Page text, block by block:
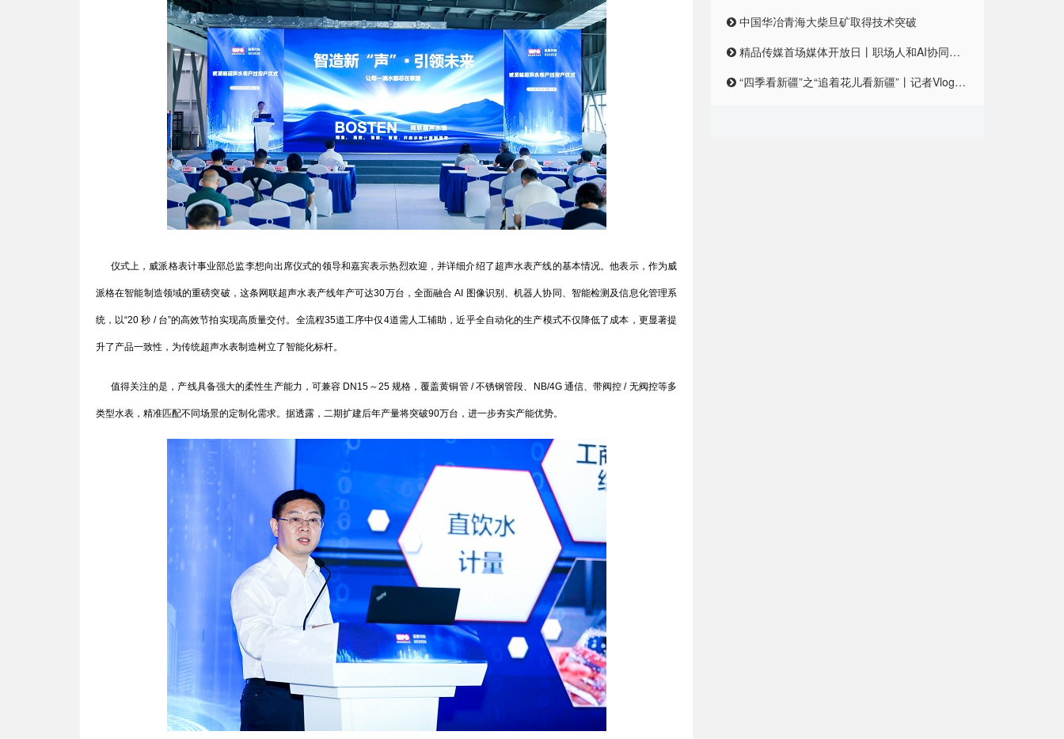
仪式上，威派格表计事业部总监李想向出席仪式的领导和嘉宾表示热烈欢迎，并详细介绍了超声水表产线的基本情况。他表示，作为威
派格在智能制造领域的重磅突破，这条网联超声水表产线年产可达30万台，全面融合 AI 图像识别、机器人协同、智能检测及信息化管理系
统，以“20 秒 / 台”的高效节拍实现高质量交付。全流程35道工序中仅4道需人工辅助，近乎全自动化的生产模式不仅降低了成本，更显著提
升了产品一致性，为传统超声水表制造树立了智能化标杆。
值得关注的是，产线具备强大的柔性生产能力，可兼容 DN15～25 规格，覆盖黄铜管 / 不锈钢管段、NB/4G 通信、带阀控 / 无阀控等多
类型水表，精准匹配不同场景的定制化需求。据透露，二期扩建后年产量将突破90万台，进一步夯实产能优势。
中国华冶青海大柴旦矿取得技术突破
精品传媒首场媒体开放日丨职场人和AI协同合作，是一种怎样的体验？
“四季看新疆”之“追着花儿看新疆”丨记者Vlog:记者在和田直播带货艾德莱斯,首秀怎么样?